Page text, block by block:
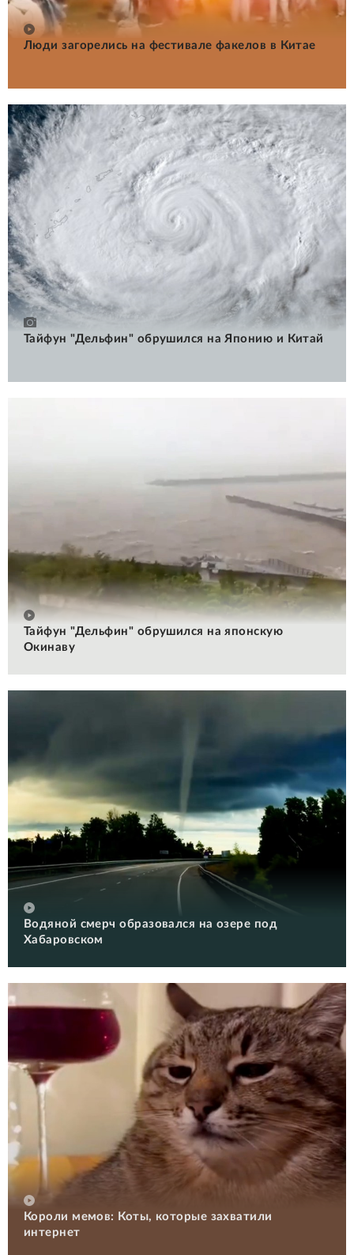
Люди загорелись на фестивале факелов в Китае
Тайфун "Дельфин" обрушился на Японию и Китай
Тайфун "Дельфин" обрушился на японскую
Окинаву
Водяной смерч образовался на озере под
Хабаровском
Короли мемов: Коты, которые захватили
интернет